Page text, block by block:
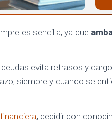
es sencilla, ya que
evita retrasos y
siempre y cuando se
, decidir con